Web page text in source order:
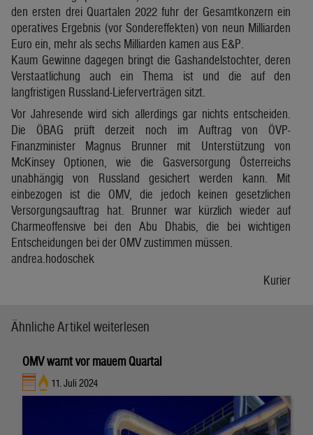
den ersten drei Quartalen 2022 fuhr der Gesamtkonzern ein
operatives Ergebnis (vor Sondereffekten) von neun Milliarden
Euro ein, mehr als sechs Milliarden kamen aus E&P.
Kaum Gewinne dagegen bringt die Gashandelstochter, deren
Verstaatlichung auch ein Thema ist und die auf den
langfristigen Russland-Lieferverträgen sitzt.
Vor Jahresende wird sich allerdings gar nichts entscheiden.
Die ÖBAG prüft derzeit noch im Auftrag von ÖVP-
Finanzminister Magnus Brunner mit Unterstützung von
McKinsey Optionen, wie die Gasversorgung Österreichs
unabhängig von Russland gesichert werden kann. Mit
einbezogen ist die OMV, die jedoch keinen gesetzlichen
Versorgungsauftrag hat. Brunner war kürzlich wieder auf
Charmeoffensive bei den Abu Dhabis, die bei wichtigen
Entscheidungen bei der OMV zustimmen müssen.
andrea.hodoschek
Kurier
Ähnliche Artikel weiterlesen
OMV warnt vor mauem Quartal
11. Juli 2024